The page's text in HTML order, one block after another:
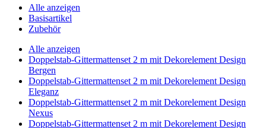
Alle anzeigen
Basisartikel
Zubehör
Alle anzeigen
Doppelstab-Gittermattenset 2 m mit Dekorelement Design
Bergen
Doppelstab-Gittermattenset 2 m mit Dekorelement Design
Eleganz
Doppelstab-Gittermattenset 2 m mit Dekorelement Design
Nexus
Doppelstab-Gittermattenset 2 m mit Dekorelement Design